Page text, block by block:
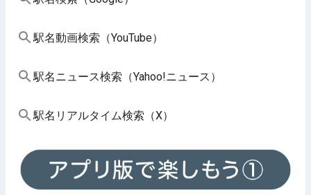
駅名動画検索（YouTube）
駅名ニュース検索（Yahoo!ニュース）
駅名リアルタイム検索（X）